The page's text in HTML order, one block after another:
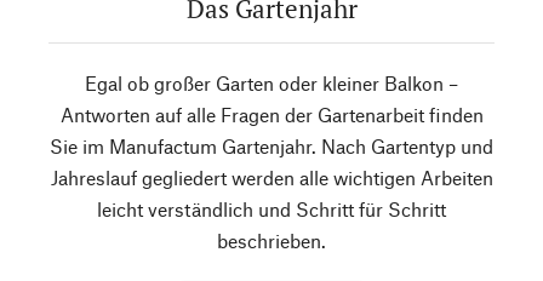
Das Gartenjahr
Egal ob großer Garten oder kleiner Balkon –
Antworten auf alle Fragen der Gartenarbeit finden
Sie im Manufactum Gartenjahr. Nach Gartentyp und
Jahreslauf gegliedert werden alle wichtigen Arbeiten
leicht verständlich und Schritt für Schritt
beschrieben.